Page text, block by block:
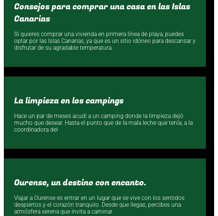
Consejos para comprar una casa en las Islas
Canarias
Si quieres comprar una vivienda en primera línea de playa, puedes
optar por las Islas Canarias, ya que es un sitio idóneo para descansar y
disfrutar de su agradable temperatura.
La limpieza en los campings
Hace un par de meses acudí a un camping donde la limpieza dejó
mucho que desear. Hasta el punto que de la mala leche que tenía, a la
coordinadora del
Ourense, un destino con encanto.
Viajar a Ourense es entrar en un lugar que se vive con los sentidos
despiertos y el corazón tranquilo. Desde que llegas, percibes una
atmósfera serena que invita a caminar